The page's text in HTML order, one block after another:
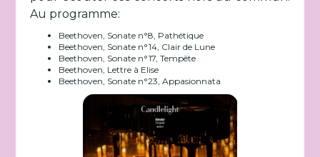
Au programme:
Beethoven, Sonate n°8, Pathétique
Beethoven, Sonate n°14, Clair de Lune
Beethoven, Sonate n°17, Tempête
Beethoven, Lettre à Elise
Beethoven, Sonate n°23, Appasionnata